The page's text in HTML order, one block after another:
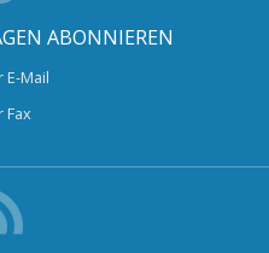
ABONNIEREN
Mail
Fax